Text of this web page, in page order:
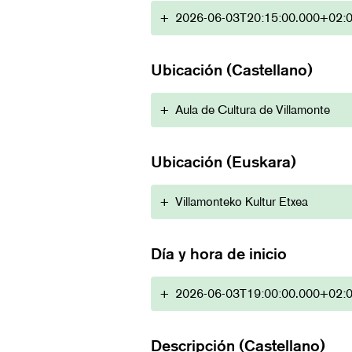
+ 2026-06-
Ubicación (Castellano)
+ Aula de Cultura de Villamonte
Ubicación (Euskara)
+ Villamonteko Kultur Etxea
Día y hora de inicio
+ 2026-06-
Descripción (Castellano)